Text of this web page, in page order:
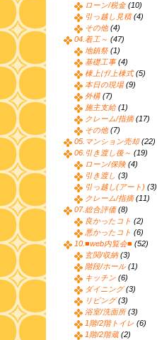
ローン/税金(10)
引っ越し見積(4)
その他 (4)
04.着工～ (47)
地鎮祭 (1)
基礎工事(4)
棟上げ/上棟式(5)
本日の現場(9)
外構(7)
施主支給(1)
クレーム/指摘(17)
その他 (7)
05.マンション売却(22)
06.引き渡し後～ (19)
ローン/保険(4)
引き渡し (3)
引っ越し(アート) (3)
クレーム/指摘(11)
07.総合評価(8)
良かったコト (2)
悪かったコト (6)
10.■web内覧会■ (52)
玄関/収納(3)
階段/ホール(1)
キッチン (6)
ダイニング(3)
リビング(3)
浴室/洗面所(3)
1階/2階トイレ (6)
1階/2階蔵(2)